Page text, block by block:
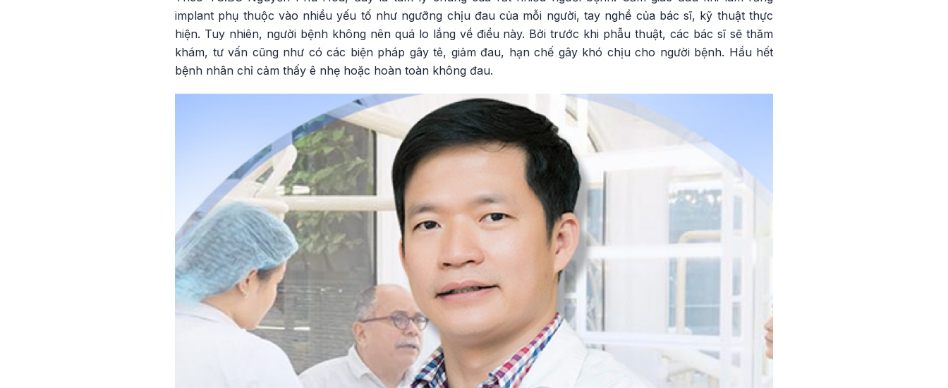
implant phụ thuộc vào nhiều yếu tố như ngưỡng chịu đau của mỗi người, tay nghề của bác sĩ, kỹ thuật thực
hiện. Tuy nhiên, người bệnh không nên quá lo lắng về điều này. Bởi trước khi phẫu thuật, các bác sĩ sẽ thăm
khám, tư vấn cũng như có các biện pháp gây tê, giảm đau, hạn chế gây khó chịu cho người bệnh. Hầu hết
bệnh nhân chỉ cảm thấy ê nhẹ hoặc hoàn toàn không đau.